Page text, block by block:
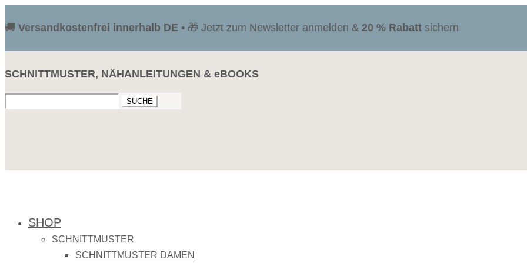
🚚 Versandkostenfrei innerhalb DE • 🎁 Jetzt zum Newsletter anmelden & 20 % Rabatt sichern
SCHNITTMUSTER, NÄHANLEITUNGEN & eBOOKS
SHOP
SCHNITTMUSTER
SCHNITTMUSTER DAMEN